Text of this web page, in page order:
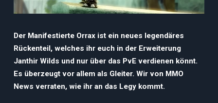
Der Manifestierte Orrax ist ein neues legendäres
Rückenteil, welches ihr euch in der Erweiterung
Janthir Wilds und nur über das PvE verdienen könnt.
Es überzeugt vor allem als Gleiter. Wir von MMO
News verraten, wie ihr an das Legy kommt.